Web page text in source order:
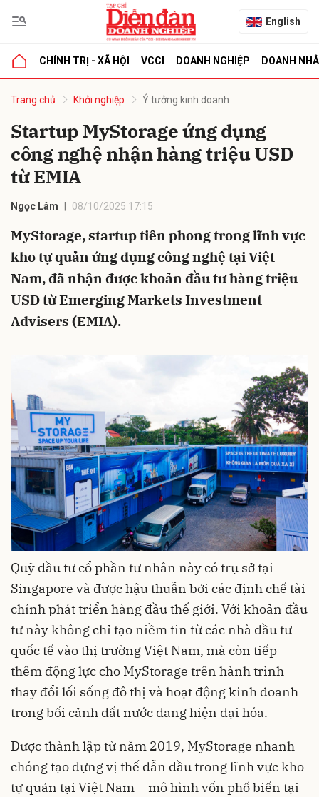
English
CHÍNH TRỊ - XÃ HỘI VCCI DOANH NGHIỆP DOANH
Trang chủ Khởi nghiệp Ý tưởng kinh doanh
Startup MyStorage ứng dụng
công nghệ nhận hàng triệu USD
từ EMIA
Ngọc Lâm 08/10/2025 17:15
MyStorage, startup tiên phong trong lĩnh vực
kho tự quản ứng dụng công nghệ tại Việt
Nam, đã nhận được khoản đầu tư hàng triệu
USD từ Emerging Markets Investment
Advisers (EMIA).
Quỹ đầu tư cổ phần tư nhân này có trụ sở tại
Singapore và được hậu thuẫn bởi các định chế tài
chính phát triển hàng đầu thế giới. Với khoản đầu
tư này không chỉ tạo niềm tin từ các nhà đầu tư
quốc tế vào thị trường Việt Nam, mà còn tiếp
thêm động lực cho MyStorage trên hành trình
thay đổi lối sống đô thị và hoạt động kinh doanh
trong bối cảnh đất nước đang hiện đại hóa.
Được thành lập từ năm 2019, MyStorage nhanh
chóng tạo dựng vị thế dẫn đầu trong lĩnh vực kho
tự quản tại Việt Nam – mô hình vốn phổ biến tại
luận
Hủy